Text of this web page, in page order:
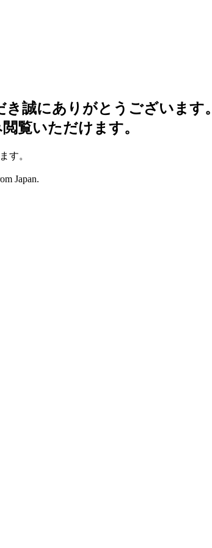
誠にありがとうございます。
覧いただけます。
す。
Japan.